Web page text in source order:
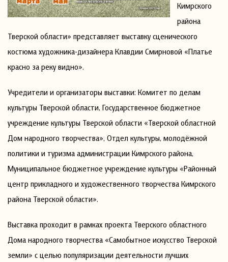
Кимрского
района
Тверской области» представляет выставку сценического
костюма художника-дизайнера Клавдии Смирновой «Платье
красно за реку видно».
Учредители и организаторы выставки: Комитет по делам
культуры Тверской области, Государственное бюджетное
учреждение культуры Тверской области «Тверской областной
Дом народного творчества», Отдел культуры, молодёжной
политики и туризма администрации Кимрского района,
Муниципальное бюджетное учреждение культуры «Районный
центр прикладного и художественного творчества Кимрского
района Тверской области».
Выставка проходит в рамках проекта Тверского областного
Дома народного творчества «Самобытное искусство Тверской
земли» с целью популяризации деятельности лучших